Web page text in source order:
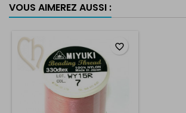
VOUS AIMEREZ AUSSI :
favorite_border